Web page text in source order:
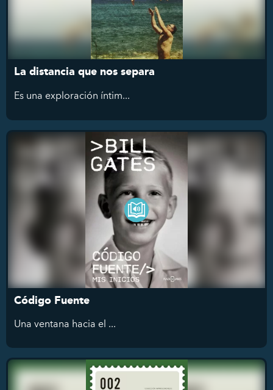
La distancia que nos separa
Esuna exploración íntim...
Código Fuente
Una ventana hacia el ...